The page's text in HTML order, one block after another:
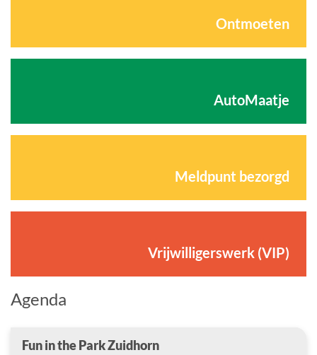
Ontmoeten
AutoMaatje
Meldpunt bezorgd
Vrijwilligerswerk (VIP)
Agenda
Fun in the Park Zuidhorn